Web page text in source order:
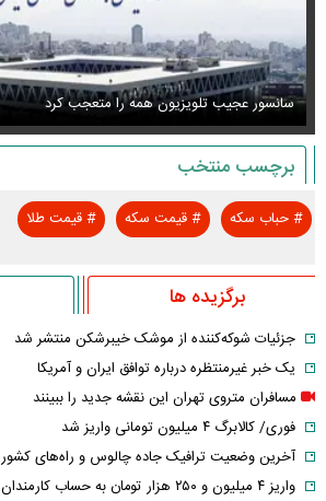
سانسور عجیب تلویزیون همه را متعجب کرد
برچسب منتخب
#حباب سکه #قیمت سکه #قیمت طلا
برگزیده ها
جزئیات شوکه‌کننده از موشک خیبرشکن منتشر شد
یک خبر غیرمنتظره درباره توافق ایران و آمریکا
مسافران متروی تهران این نقشه جدید را ببینند
فوری/ کالابرگ ۴ میلیون تومانی واریز شد
آخرین وضعیت ترافیک جاده چالوس و راه‌های کشور
واریز ۴ میلیون و ۲۵۰ هزار تومان به حساب کارمندان